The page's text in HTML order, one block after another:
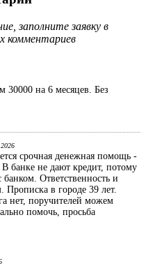
заполните заявку в
комментариев
на 6 месяцев. Без
срочная денежная помощь -
банке не дают кредит, потому
банком. Ответственность и
Прописка в городе 39 лет.
нет, поручителей можем
помочь, просьба